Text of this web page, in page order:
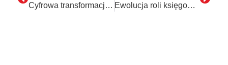
Cyfrowa transformacja w Twojej firmie
Ewolucja roli księgowego: Dlaczego umiejętności programowania są ważne?